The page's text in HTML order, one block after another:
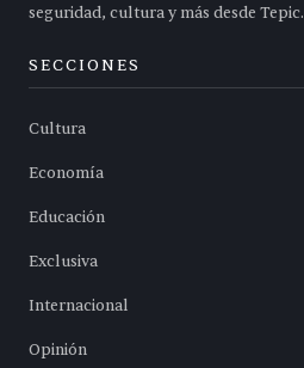
seguridad, cultura y más desde Tepic.
SECCIONES
Cultura
Economía
Educación
Exclusiva
Internacional
Opinión